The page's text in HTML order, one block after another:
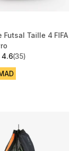
Futsal Taille 4 FIFA
4.6
5 stars from 35
(35)